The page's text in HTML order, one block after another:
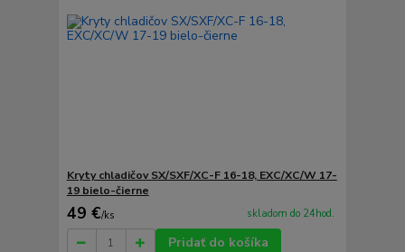
Kryty chladičov SX/SXF/XC-F 16-18, EXC/XC/W 17-
19 bielo-čierne
49 €/ks skladom do 24hod.
Pridať do košíka